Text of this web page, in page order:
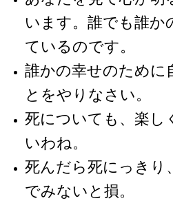
います。誰でも誰か
ているのです。
誰かの幸せのために
とをやりなさい。
死についても、楽し
いわね。
死んだら死にっきり
でみないと損。